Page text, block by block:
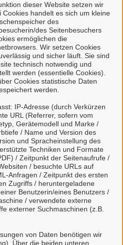
dieser Website setzen wir
handelt es sich um kleine
des
des Seitenbesuchers
ermöglichen die
Wir setzen Cookies
und sicher läuft. Sie sind
technisch notwendig und
werden (essentielle Cookies).
Cookies statistische Daten
werden.
IP-Adresse (durch Verkürzen
URL (Referrer, sofern vom
Gerätemodell und Marke /
/ Name und Version des
und Spracheinstellung des
Techniken und Formate
/ Zeitpunkt der Seitenaufrufe /
/ besuchte URLs auf
Anfragen / Zeitpunkt des ersten
Zugriffs / heruntergeladene
Benutzerin/eines Benutzers /
/ verwendete externe
externer Suchmaschinen (z.B.
von Daten benötigen wir
Über die beiden unteren
ein Recht zustehen
die beruflich oder
durch Behörden im
mit Mein
Sie die
zur Kenntnis
der Übermittlung ihrer
an das
ein.